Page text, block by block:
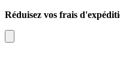
Réduisez vos frais